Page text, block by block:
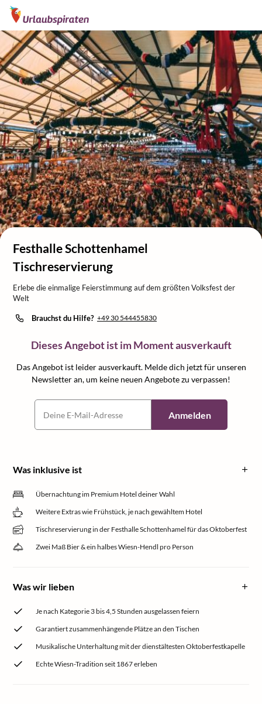
Festhalle Schottenhamel
Tischreservierung
Erlebe die einmalige Feierstimmung auf dem größten Volksfest der
Welt
Brauchst du Hilfe? +49 30 544455830
Dieses Angebot ist im Moment ausverkauft
Das Angebot ist leider ausverkauft. Melde dich jetzt für unseren
Newsletter an, um keine neuen Angebote zu verpassen!
Anmelden
Was inklusive ist
Übernachtung im Premium Hotel deiner Wahl
Weitere Extras wie Frühstück, je nach gewähltem Hotel
Tischreservierung in der Festhalle Schottenhamel für das Oktoberfest
Zwei Maß Bier & ein halbes Wiesn-Hendl pro Person
Was wir lieben
Je nach Kategorie 3 bis 4,5 Stunden ausgelassen feiern
Garantiert zusammenhängende Plätze an den Tischen
Musikalische Unterhaltung mit der dienstältesten Oktoberfestkapelle
Echte Wiesn-Tradition seit 1867 erleben